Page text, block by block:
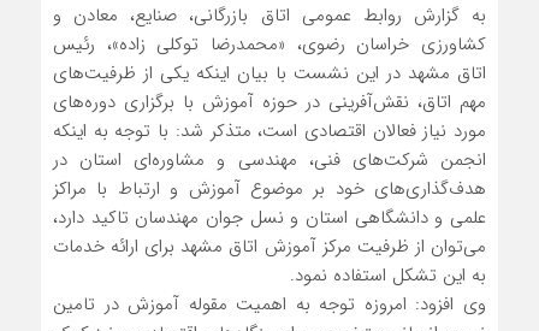
به گزارش روابط عمومی اتاق بازرگانی، صنایع، معادن و
کشاورزی خراسان رضوی، «محمدرضا توکلی زاده»، رئیس
اتاق مشهد در این نشست با بیان اینکه یکی از ظرفیت‌های
مهم اتاق، نقش‌آفرینی در حوزه آموزش با برگزاری دوره‌های
مورد نیاز فعالان اقتصادی است، متذکر شد: با توجه به اینکه
انجمن شرکت‌های فنی، مهندسی و مشاوره‌ای استان در
هدف‌گذاری‌های خود بر موضوع آموزش و ارتباط با مراکز
علمی و دانشگاهی استان و نسل جوان مهندسان تاکید دارد،
می‌توان از ظرفیت مرکز آموزش اتاق مشهد برای ارائه خدمات
به این تشکل استفاده نمود.
وی افزود: امروزه توجه به اهمیت مقوله آموزش در تامین